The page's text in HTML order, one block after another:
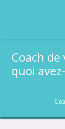
Coach
quoi